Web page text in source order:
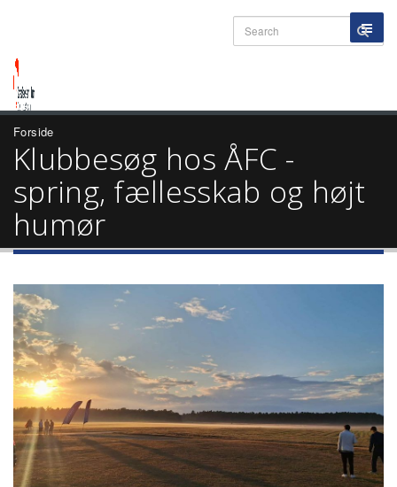
Forside
Klubbesøg hos ÅFC -
spring, fællesskab og højt
humør